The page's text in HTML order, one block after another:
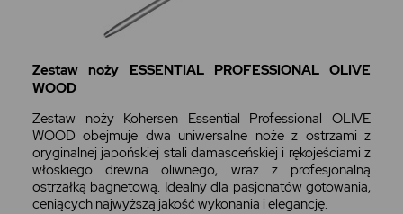
Zestaw noży ESSENTIAL PROFESSIONAL OLIVE
WOOD
Zestaw noży Kohersen Essential Professional OLIVE
WOOD obejmuje dwa uniwersalne noże z ostrzami z
oryginalnej japońskiej stali damasceńskiej i rękojeściami z
włoskiego drewna oliwnego, wraz z profesjonalną
ostrzałką bagnetową. Idealny dla pasjonatów gotowania,
ceniących najwyższą jakość wykonania i elegancję.